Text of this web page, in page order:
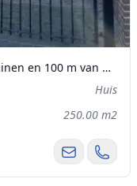
Westende, Villa 10 personen in de duinen en 100 m van het strand
Huis
250.00 m2